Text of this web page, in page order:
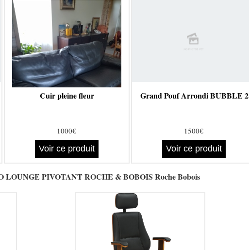
Cuir pleine fleur
1000€
Voir ce produit
Grand Pouf Arrondi BUBBLE 2
1500€
Voir ce produit
LOUNGE PIVOTANT ROCHE & BOBOIS Roche Bobois